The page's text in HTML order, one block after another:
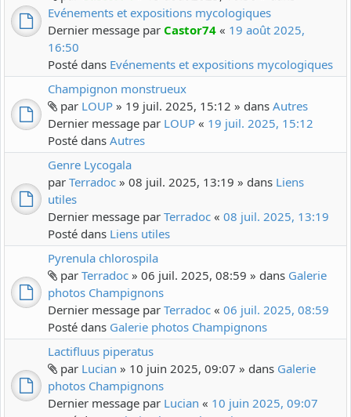
Evénements et expositions mycologiques
Dernier message par Castor74 « 19 août 2025,
16:50
Posté dans Evénements et expositions mycologiques
Champignon monstrueux
par LOUP » 19 juil. 2025, 15:12 » dans Autres
Dernier message par LOUP « 19 juil. 2025, 15:12
Posté dans Autres
Genre Lycogala
par Terradoc » 08 juil. 2025, 13:19 » dans Liens
utiles
Dernier message par Terradoc « 08 juil. 2025, 13:19
Posté dans Liens utiles
Pyrenula chlorospila
par Terradoc » 06 juil. 2025, 08:59 » dans Galerie
photos Champignons
Dernier message par Terradoc « 06 juil. 2025, 08:59
Posté dans Galerie photos Champignons
Lactifluus piperatus
par Lucian » 10 juin 2025, 09:07 » dans Galerie
photos Champignons
Dernier message par Lucian « 10 juin 2025, 09:07